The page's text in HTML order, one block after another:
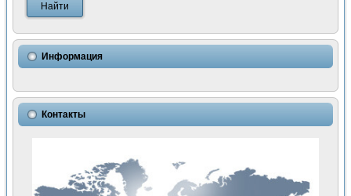
Использование NI LabVIEW для математического
Исследовние возможности создания измерителя ВАХ
Математическое моделирование генератора сигналов -
Применение осциллографического модуля с высоким
Симуляция отклика импульсного радиолокационного
Автоматизация формирования уравнений состояния для
Разработка автоматизированного стенда для измерения
Применение среды LabVIEW для построения картины
Портативная система для определения показателей
Информация
Контакты